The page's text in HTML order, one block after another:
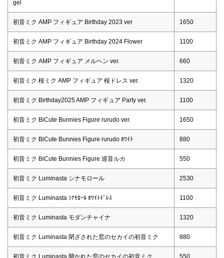
gel
初音ミク AMP フィギュア Birthday 2023 ver 1650
初音ミク AMP フィギュア Birthday 2024 Flower 1100
初音ミク AMP フィギュア メルヘン ver. 660
初音ミク 桜ミク AMP フィギュア 桜ドレス ver. 1320
初音ミク Birthday2025 AMP フィギュア Party ver. 1100
初音ミク BiCute Bunnies Figure rurudo ver. 1650
初音ミク BiCute Bunnies Figure rurudo ﾎﾜｲﾄ 880
初音ミク BiCute Bunnies Figure 巡音ルカ 550
初音ミク Luminasta シナモロール 2530
初音ミク Luminasta ｼﾅﾓﾛｰﾙ ﾎﾜｲﾄﾄﾞﾚｽ 1100
初音ミク Luminasta モダンチャイナ 1320
初音ミク Luminasta 閉ざされた窓のセカイの初音ミク 880
初音ミク Luminasta 開かれた窓のセカイの初音ミク 550